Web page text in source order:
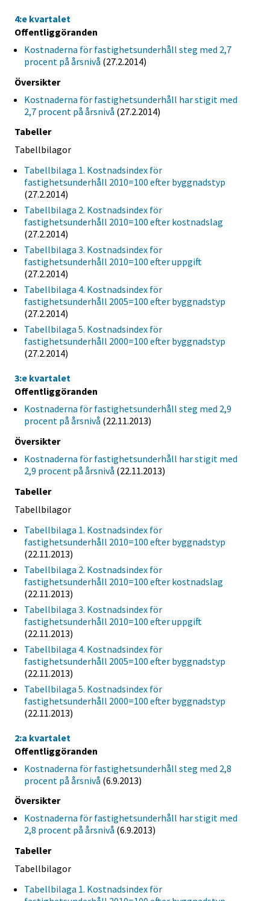
4:e kvartalet
Offentliggöranden
Kostnaderna för fastighetsunderhåll steg med 2,7
procent på årsnivå (27.2.2014)
Översikter
Kostnaderna för fastighetsunderhåll har stigit med
2,7 procent på årsnivå (27.2.2014)
Tabeller
Tabellbilagor
Tabellbilaga 1. Kostnadsindex för
fastighetsunderhåll 2010=100 efter byggnadstyp
(27.2.2014)
Tabellbilaga 2. Kostnadsindex för
fastighetsunderhåll 2010=100 efter kostnadslag
(27.2.2014)
Tabellbilaga 3. Kostnadsindex för
fastighetsunderhåll 2010=100 efter uppgift
(27.2.2014)
Tabellbilaga 4. Kostnadsindex för
fastighetsunderhåll 2005=100 efter byggnadstyp
(27.2.2014)
Tabellbilaga 5. Kostnadsindex för
fastighetsunderhåll 2000=100 efter byggnadstyp
(27.2.2014)
3:e kvartalet
Offentliggöranden
Kostnaderna för fastighetsunderhåll steg med 2,9
procent på årsnivå (22.11.2013)
Översikter
Kostnaderna för fastighetsunderhåll har stigit med
2,9 procent på årsnivå (22.11.2013)
Tabeller
Tabellbilagor
Tabellbilaga 1. Kostnadsindex för
fastighetsunderhåll 2010=100 efter byggnadstyp
(22.11.2013)
Tabellbilaga 2. Kostnadsindex för
fastighetsunderhåll 2010=100 efter kostnadslag
(22.11.2013)
Tabellbilaga 3. Kostnadsindex för
fastighetsunderhåll 2010=100 efter uppgift
(22.11.2013)
Tabellbilaga 4. Kostnadsindex för
fastighetsunderhåll 2005=100 efter byggnadstyp
(22.11.2013)
Tabellbilaga 5. Kostnadsindex för
fastighetsunderhåll 2000=100 efter byggnadstyp
(22.11.2013)
2:a kvartalet
Offentliggöranden
Kostnaderna för fastighetsunderhåll steg med 2,8
procent på årsnivå (6.9.2013)
Översikter
Kostnaderna för fastighetsunderhåll har stigit med
2,8 procent på årsnivå (6.9.2013)
Tabeller
Tabellbilagor
Tabellbilaga 1. Kostnadsindex för